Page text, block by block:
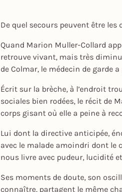
De quel secours peuvent être
Quand Marion Muller-Collard
retrouve vivant, mais très
de Colmar, le médecin de garde
Écrit sur la brèche, à l’endroit
sociales bien rodées, le récit de
corps gisant où elle a peine à
Lui dont la directive anticipée,
avec le malade amoindri dont le
nous livre avec pudeur, lucidité
Ses moments de doute, son
connaître, partagent le même